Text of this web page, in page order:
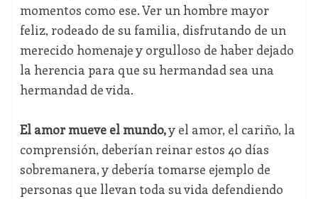
momentos como ese. Ver un hombre mayor
feliz, rodeado de su familia, disfrutando de un
merecido homenaje y orgulloso de haber dejado
la herencia para que su hermandad sea una
hermandad de vida.
El amor mueve el mundo,y el amor, el cariño, la
comprensión, deberían reinar estos 40 días
sobremanera, y debería tomarse ejemplo de
personas que llevan toda su vida defendiendo